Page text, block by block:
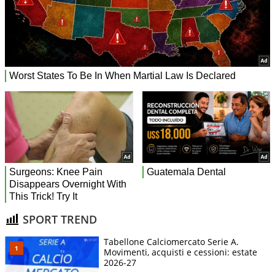
SPORT TREND
Tabellone Calciomercato Serie A.
Movimenti, acquisti e cessioni: estate
2026-27